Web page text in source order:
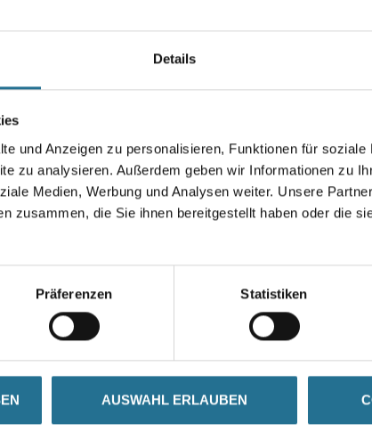
Details
und Anzeigen zu personalisieren, Funktionen für soziale
zu analysieren. Außerdem geben wir Informationen zu
Medien, Werbung und Analysen weiter. Unsere
zusammen, die Sie ihnen bereitgestellt haben oder die
Präferenzen Statistiken
AUSWAHL ERLAUBEN
IST
an der Lösung und werden das Problem so
Zwischenzeit unseren Online-Shop und lassen Sie